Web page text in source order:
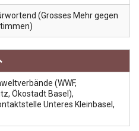
(Grosses Mehr gegen
(WWF,
Ökostadt Basel),
Unteres Kleinbasel,